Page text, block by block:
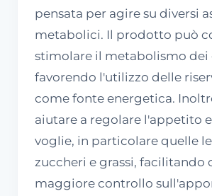
pensata per agire su diversi
metabolici. Il prodotto può
stimolare il metabolismo dei
favorendo l'utilizzo delle
come fonte energetica.
aiutare a regolare l'appetito
voglie, in particolare quelle
zuccheri e grassi, facilitando
maggiore controllo